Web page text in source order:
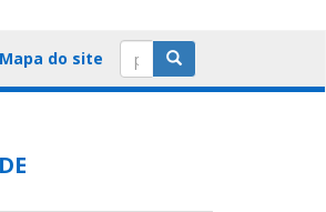
Mapa do site